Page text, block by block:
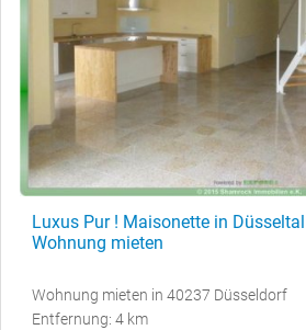
Luxus Pur ! Maisonette in
Wohnung mieten
Wohnung mieten in 40237 Düsseldorf
Entfernung: 4 km